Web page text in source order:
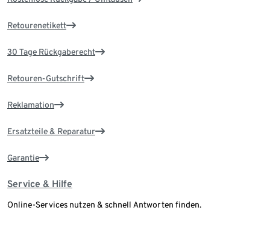
Retourenetikett
30 Tage Rückgaberecht
Retouren-Gutschrift
Reklamation
Ersatzteile & Reparatur
Garantie
Service & Hilfe
Online-Services nutzen & schnell Antworten finden.